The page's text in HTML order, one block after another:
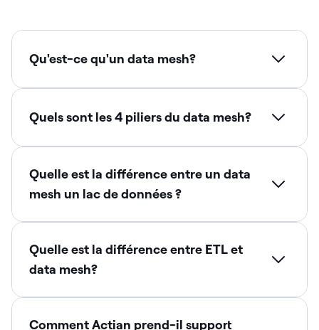
Qu'est-ce qu'un data mesh?
Quels sont les 4 piliers du data mesh?
Quelle est la différence entre un data
mesh un lac de données ?
Quelle est la différence entre ETL et
data mesh?
Comment Actian prend-il support